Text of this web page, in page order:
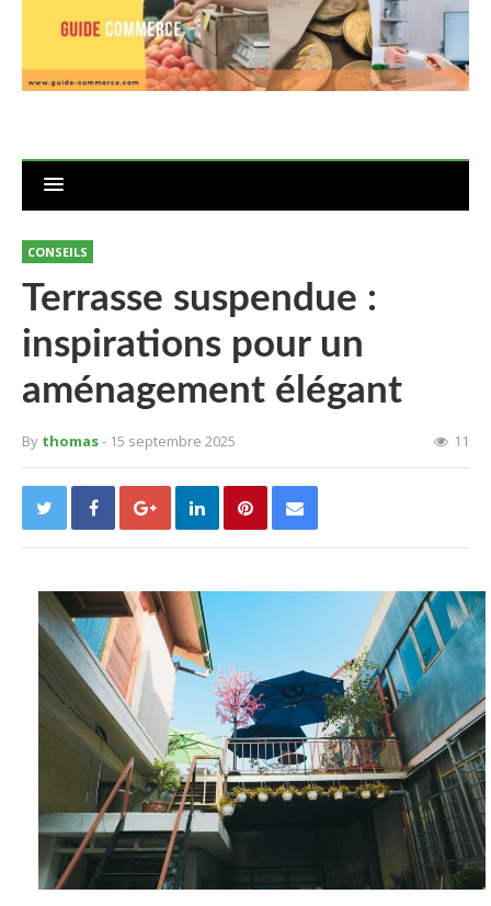
CONSEILS
Terrasse suspendue :
inspirations pour un
aménagement élégant
By thomas- 15 septembre 2025 11